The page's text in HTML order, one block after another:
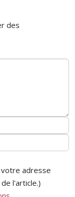
des
votre adresse
l'article.)